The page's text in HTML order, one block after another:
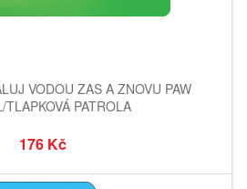
VODOU ZAS A ZNOVU PAW
TLAPKOVÁ PATROLA
176 Kč